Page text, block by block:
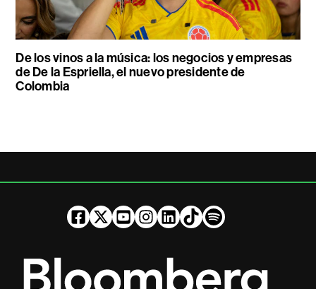
De los vinos a la música: los negocios y empresas
de De la Espriella, el nuevo presidente de
Colombia